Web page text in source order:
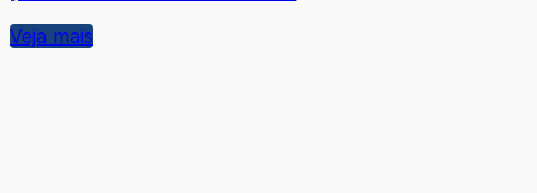
Veja mais